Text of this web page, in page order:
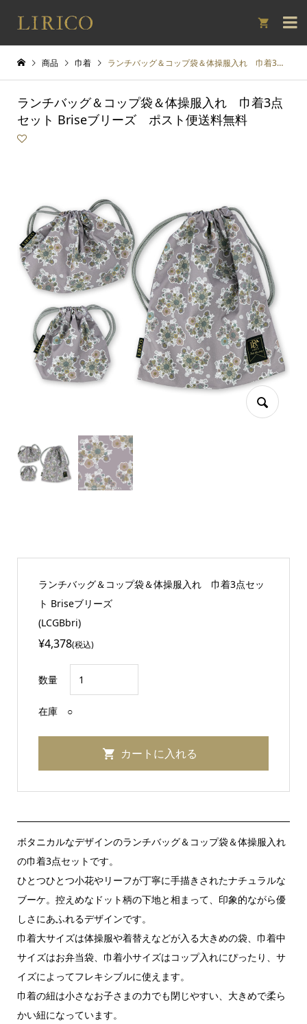

商品 巾着 ランチバッグ＆コップ袋＆体操服入れ 巾着3点セット Briseブリーズ ポスト便送料無料
ランチバッグ＆コップ袋＆体操服入れ 巾着3点
セット Briseブリーズ ポスト便送料無料
ボタニカルなデザインのランチバッグ＆コップ袋＆体操服入れ
の巾着3点セットです。
ひとつひとつ小花やリーフが丁寧に手描きされたナチュラルな
ブーケ。控えめなドット柄の下地と相まって、印象的ながら優
しさにあふれるデザインです。
巾着大サイズは体操服や着替えなどが入る大きめの袋、巾着中
サイズはお弁当袋、巾着小サイズはコップ入れにぴったり、サ
イズによってフレキシブルに使えます。
巾着の紐は小さなお子さまの力でも閉じやすい、大きめで柔ら
かい紐になっています。
ランチバッグ＆コップ袋＆体操服入れ 巾着3点セッ
ト Briseブリーズ
(LCGBbri)
¥4,378(税込)
数量
在庫 ○